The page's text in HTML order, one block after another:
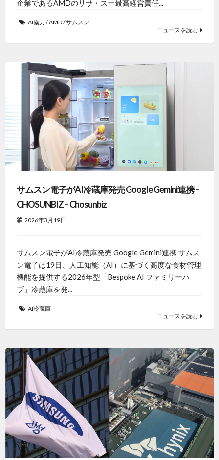
企業であるAMDのリサ・スー最高経営責任...
AI協力 /AMD/サムスン
ニュースを読む
サムスン電子がAI冷蔵庫発売 Google Gemini連携 –
CHOSUNBIZ – Chosunbiz
2026年3月19日
サムスン電子がAI冷蔵庫発売 Google Gemini連携 サムス
ン電子は19日、人工知能（AI）に基づく高度な食材管理
機能を提供する2026年型「Bespoke AI ファミリーハ
ブ」冷蔵庫を発...
AI冷蔵庫
ニュースを読む